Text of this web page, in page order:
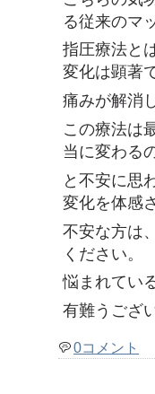
る従来のマ
指圧療法と
変化は顕著
痛みが解消
この療法は
当に変わる
と不安に思
変化を体感
不安な方は
ください。
悩まれてい
有難うござ
0コメント